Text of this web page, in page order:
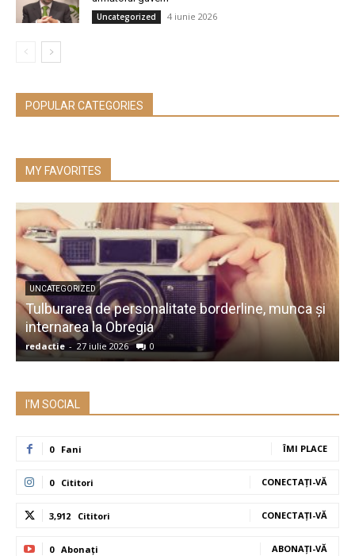
Uncategorized 4 iunie 2026
POPULAR CATEGORIES
MY FAVORITES
UNCATEGORIZED
Tulburarea de personalitate borderline, munca și
internarea la Obregia
redactie - 27 iulie 2026 0
I'M SOCIAL
0 Fani ÎMI PLACE
0 Cititori CONECTAȚI-VĂ
3,912 Cititori CONECTAȚI-VĂ
0 Abonați ABONAȚI-VĂ